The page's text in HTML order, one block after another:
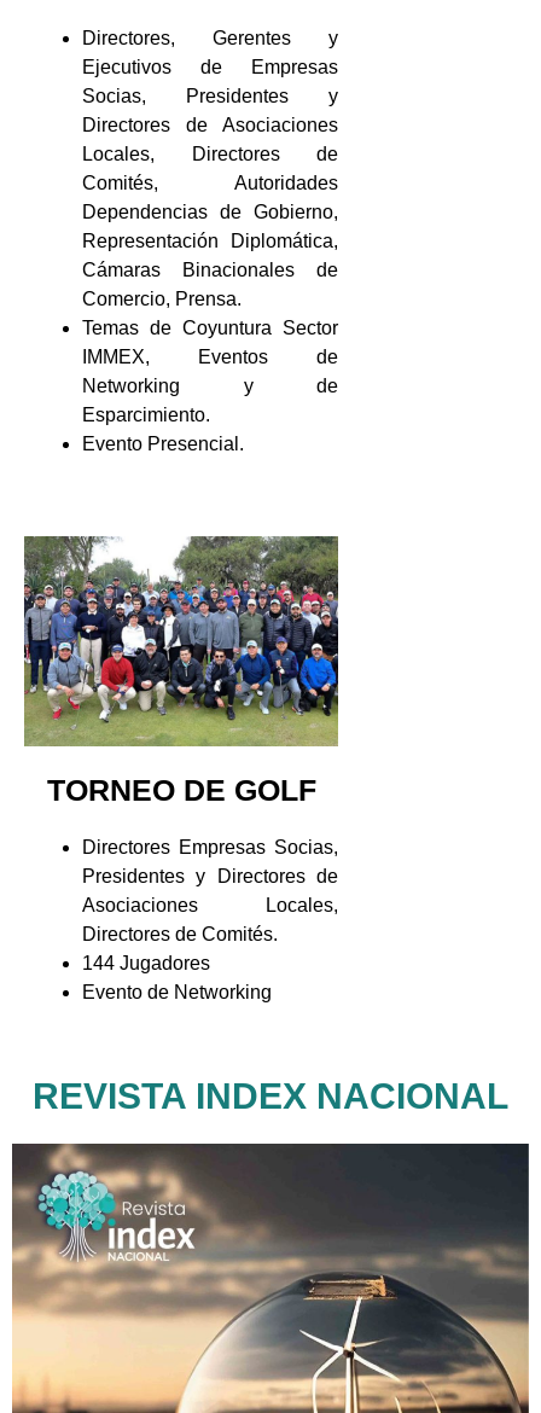
Directores, Gerentes y
Ejecutivos de Empresas
Socias, Presidentes y
Directores de Asociaciones
Locales, Directores de
Comités, Autoridades
Dependencias de Gobierno,
Representación Diplomática,
Cámaras Binacionales de
Comercio, Prensa.
Temas de Coyuntura Sector
IMMEX, Eventos de
Networking y de
Esparcimiento.
Evento Presencial.
TORNEO DE GOLF
Directores Empresas Socias,
Presidentes y Directores de
Asociaciones Locales,
Directores de Comités.
144 Jugadores
Evento de Networking
REVISTA INDEX NACIONAL